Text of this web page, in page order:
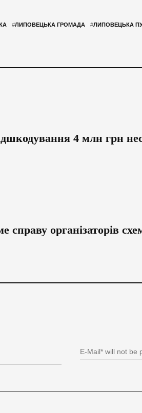
#ЛИПОВЕЦЬКА ГРОМАДА #ЛИПОВЕЦЬКА
4 млн грн
справу організаторів